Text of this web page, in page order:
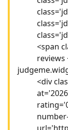
<span
reviews
<div